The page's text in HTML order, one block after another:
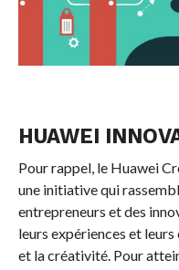
HUAWEI
Pour rappel, le Huawei
une initiative qui
entrepreneurs et des
leurs expériences et
et la créativité. Pour